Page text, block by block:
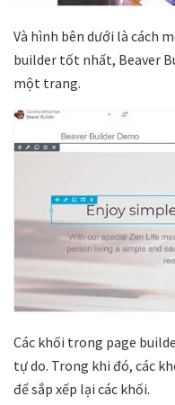
Và hình bên dưới là cách
builder tốt nhất, Beaver
một trang.
Các khối trong page
tự do. Trong khi đó, các
để sắp xếp lại các khối.